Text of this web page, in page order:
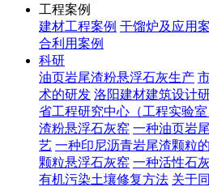
工程案例
建材工程案例 干馏炉及应用
合利用案例
科研
油页岩尾渣粉悬浮石灰生产
术的研发 洛阳建材建筑设计
省工程研究中心（工程实验
渣粉悬浮石灰窑 一种油页岩
艺 一种印尼沥青岩尾渣颗粒
颗粒悬浮石灰窑 一种活性石
有机污染土壤修复方法 关于